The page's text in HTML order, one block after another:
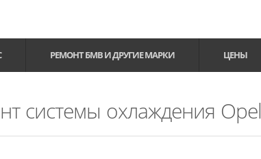
РЕМОНТ БМВ И ДРУГИЕ МАРКИ ЦЕНЫ
системы охлаждения